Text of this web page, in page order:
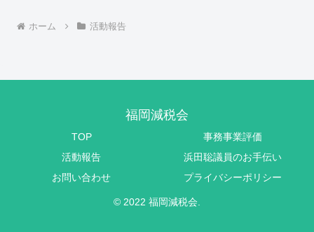
ホーム 活動報告
福岡減税会
TOP
事務事業評価
活動報告
浜田聡議員のお手伝い
お問い合わせ
プライバシーポリシー
© 2022 福岡減税会.